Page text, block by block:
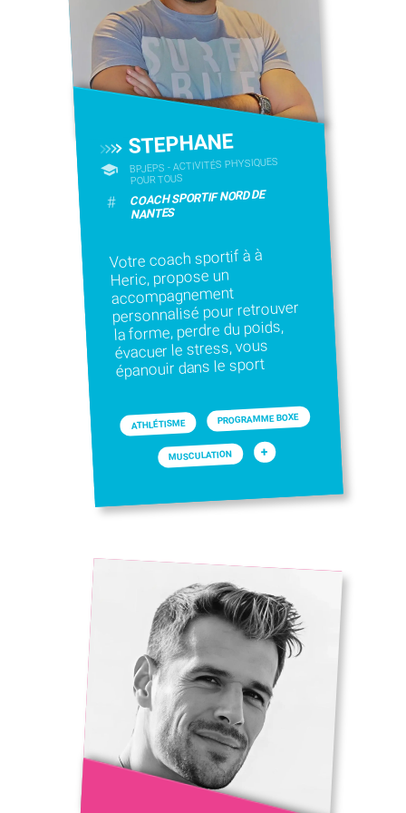
STEPHANE
BPJEPS - ACTIVITÉS PHYSIQUES
POUR TOUS
# COACH SPORTIF NORD DE
NANTES
Votre coach sportif à à
Heric, propose un
accompagnement
personnalisé pour retrouver
la forme, perdre du poids,
évacuer le stress, vous
épanouir dans le sport
ATHLÉTISME PROGRAMME BOXE
MUSCULATION +